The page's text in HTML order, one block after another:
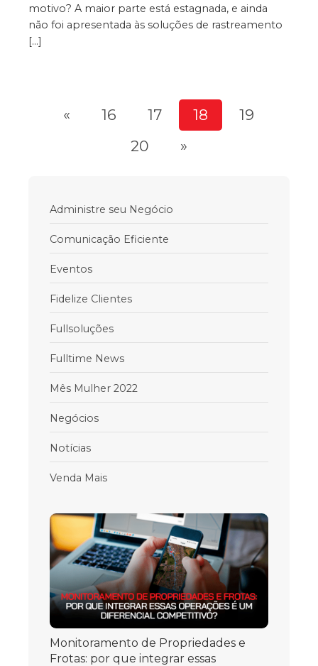
motivo? A maior parte está estagnada, e ainda
não foi apresentada às soluções de rastreamento
[…]
« 16 17 18
19
20
»
Administre seu Negócio
Comunicação Eficiente
Eventos
Fidelize Clientes
Fullsoluções
Fulltime News
Mês Mulher 2022
Negócios
Notícias
Venda Mais
Monitoramento de Propriedades e
Frotas: por que integrar essas